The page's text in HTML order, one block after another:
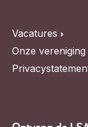
Vacatures
Onze vereniging